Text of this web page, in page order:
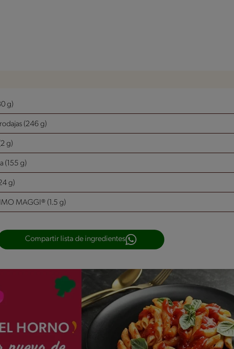
g)
(246 g)
g)
(155 g)
g)
MAGGI® (1.5 g)
Compartir lista de ingredientes